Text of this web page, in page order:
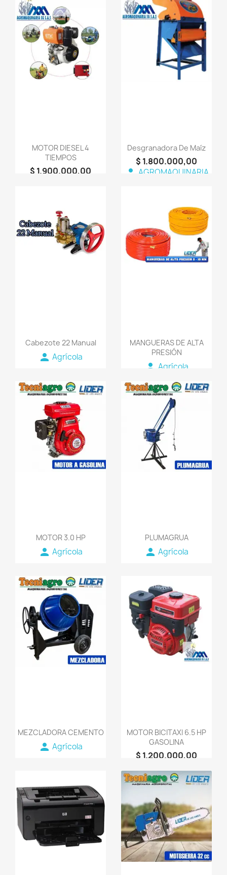
MOTOR DIESEL 4
TIEMPOS
$ 1.900.000,00
favorite_border
Desgranadora De Maíz
$ 1.800.000,00
person AGROMAQUINARIA
favorite_border
Cabezote 22 Manual
person Agrícola
favorite_border
MANGUERAS DE ALTA
PRESIÓN
person Agrícola
favorite_border
MOTOR 3.0 HP
person Agrícola
PLUMAGRUA
person Agrícola
MEZCLADORA CEMENTO
person Agrícola
favorite_border
MOTOR BICITAXI 6.5 HP
GASOLINA
$ 1.200.000,00
SG S.A.S
favorite_border
favorite_border favorite_border